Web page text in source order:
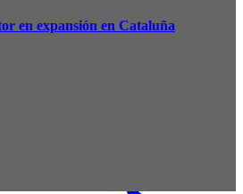
en expansión en Cataluña